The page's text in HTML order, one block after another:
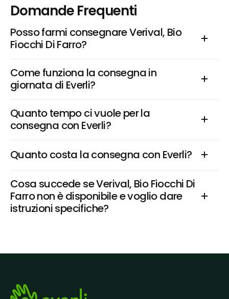
Domande Frequenti
Posso farmi consegnare Verival, Bio
Fiocchi Di Farro?
Come funziona la consegna in
giornata di Everli?
Quanto tempo ci vuole per la
consegna con Everli?
Quanto costa la consegna con Everli?
Cosa succede se Verival, Bio Fiocchi Di
Farro non è disponibile e voglio dare
istruzioni specifiche?